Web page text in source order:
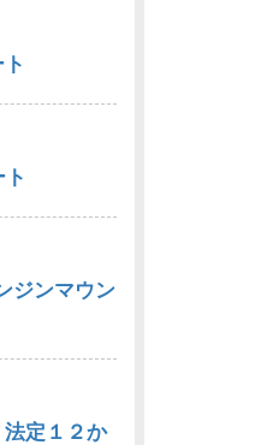
ジンマウン
定１２か